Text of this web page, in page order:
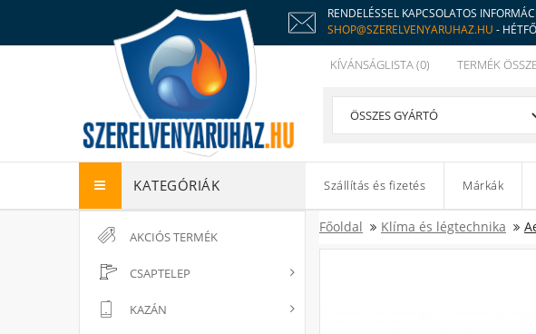
RENDELÉSSEL KAPCSOLATOS
SHOP@SZERELVENYARUHAZ.HU -
KÍVÁNSÁGLISTA (0) TERMÉK
KATEGÓRIÁK Szállítás és fizetés Márkák
AKCIÓS TERMÉK
CSAPTELEP
KAZÁN
Főoldal Klíma és légtechnika